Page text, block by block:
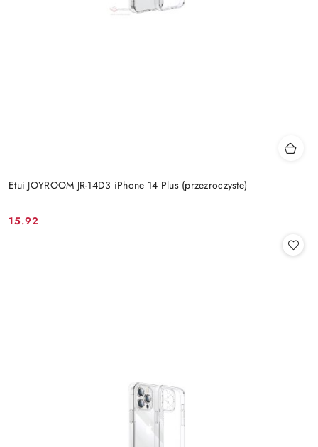
Etui JOYROOM JR-14D3 iPhone 14 Plus (przezroczyste)
Cena:
15.92